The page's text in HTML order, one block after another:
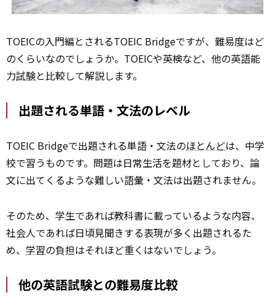
TOEICの入門編とされるTOEIC Bridgeですが、難易度はど
のくらいなのでしょうか。TOEICや英検など、他の英語能
力試験と比較して解説します。
出題される単語・文法のレベル
TOEIC Bridgeで出題される単語・文法のほとんどは、中学
校で習うものです。問題は日常生活を題材としており、論
文に出てくるような難しい語彙・文法は出題されません。
そのため、学生であれば教科書に載っているような内容、
社会人であれば日頃見聞きする表現が多く出題されるた
め、 学習の負担はそれほど重くはないでしょう。
他の英語試験との難易度比較